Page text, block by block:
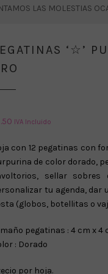
LAS MOLESTIAS
‘☆’
IVA Incluido
con 12 pegatinas con
de color dorado,
sellar sobres
tu agenda, dar
(globos, botellitas o
pegatinas : 4 cm x 4
: Dorado
por hoja.